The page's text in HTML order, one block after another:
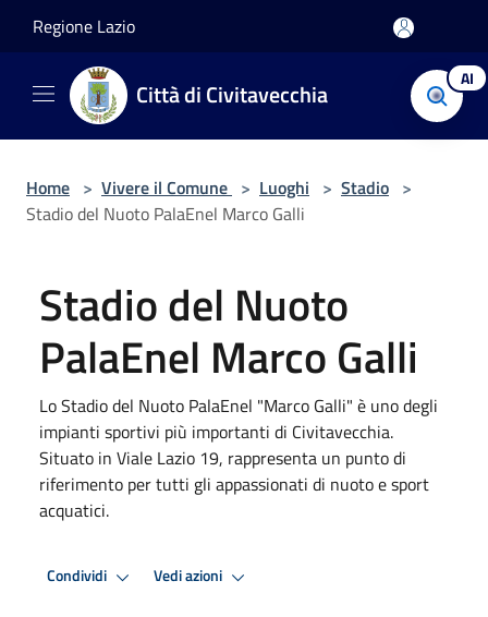
Regione Lazio
Città di Civitavecchia AI
Home > Vivere il Comune > Luoghi > Stadio >
Stadio del Nuoto PalaEnel Marco Galli
Stadio del Nuoto
PalaEnel Marco Galli
Lo Stadio del Nuoto PalaEnel "Marco Galli" è uno degli
impianti sportivi più importanti di Civitavecchia.
Situato in Viale Lazio 19, rappresenta un punto di
riferimento per tutti gli appassionati di nuoto e sport
acquatici.
Condividi Vedi azioni